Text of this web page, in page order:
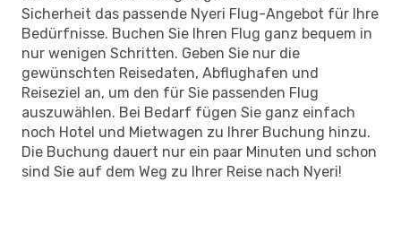
Sicherheit das passende Nyeri Flug-Angebot für Ihre
Bedürfnisse. Buchen Sie Ihren Flug ganz bequem in
nur wenigen Schritten. Geben Sie nur die
gewünschten Reisedaten, Abflughafen und
Reiseziel an, um den für Sie passenden Flug
auszuwählen. Bei Bedarf fügen Sie ganz einfach
noch Hotel und Mietwagen zu Ihrer Buchung hinzu.
Die Buchung dauert nur ein paar Minuten und schon
sind Sie auf dem Weg zu Ihrer Reise nach Nyeri!